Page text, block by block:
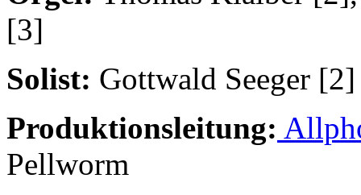
[3]
Solist: Gottwald Seeger [2]
Produktionsleitung:
Pellworm